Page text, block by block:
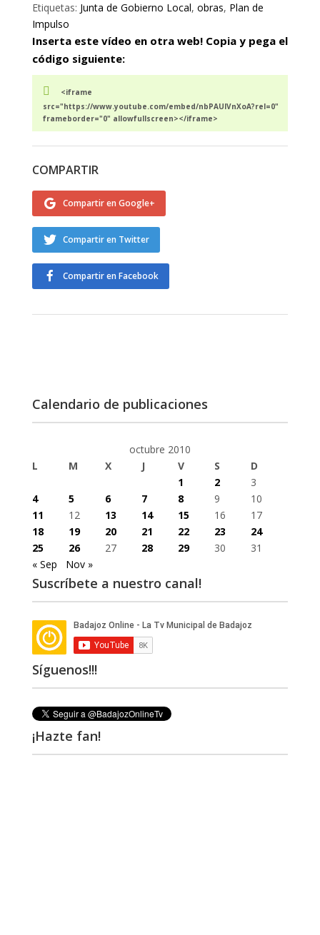
Etiquetas: Junta de Gobierno Local, obras, Plan de
Impulso
Inserta este vídeo en otra web! Copia y pega el
código siguiente:
<iframe
src="https://www.youtube.com/embed/nbPAUlVnXoA?rel=0"
frameborder="0" allowfullscreen></iframe>
COMPARTIR
Compartir en Google+
Compartir en Twitter
Compartir en Facebook
Calendario de publicaciones
octubre 2010
L
M X J V S
D
1
2
3
4
5 6 7 8 9
10
11
12 13 14 15 16
17
18
19 20 21 22 23
24
25
26 27 28 29 30
31
« Sep
Nov »
Suscríbete a nuestro canal!
Síguenos!!!
¡Hazte fan!